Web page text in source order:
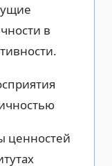
в
ценностей